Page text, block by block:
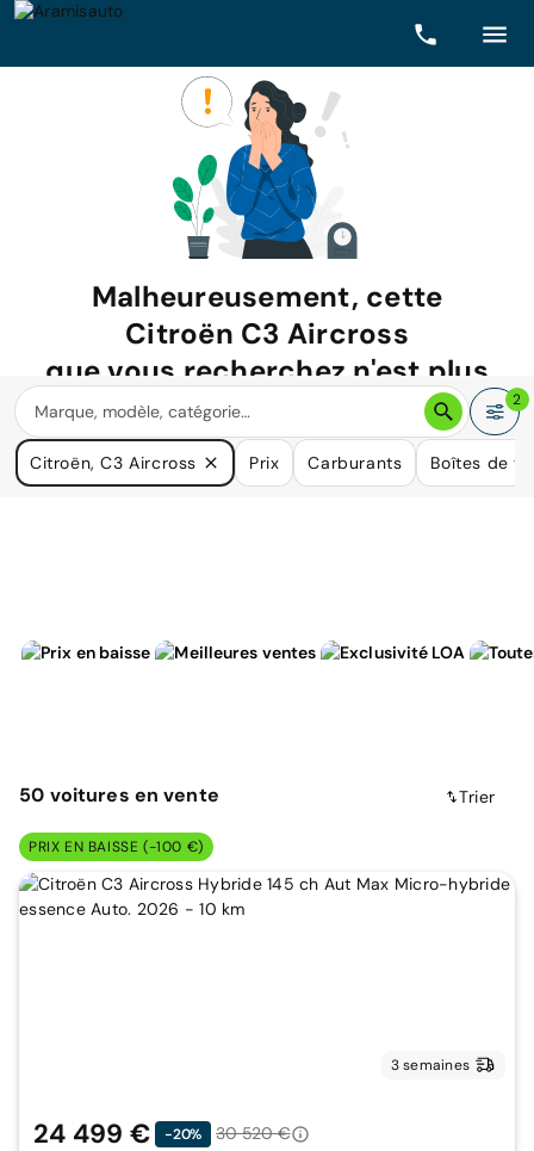
Malheureusement, cette
Citroën C3 Aircross
que vous recherchez n'est plus
disponible.
Nous avons de nombreuses voitures qui pourraient répondre
à vos besoins.
2
Citroën, C3 Aircross Prix Carburants Boîtes de
50 voitures en vente Trier
PRIX EN BAISSE (-100 €)
3 semaines
24 499 € -20%
30 520 €